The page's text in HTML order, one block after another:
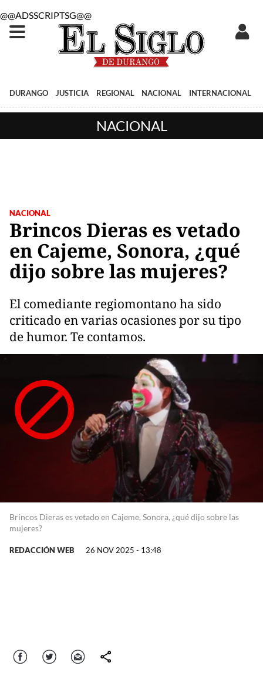
@@ADSSCRIPTSG@@
DURANGO JUSTICIA REGIONAL NACIONAL INTERNACIONAL
NACIONAL
NACIONAL
Brincos Dieras es vetado
en Cajeme, Sonora, ¿qué
dijo sobre las mujeres?
El comediante regiomontano ha sido
criticado en varias ocasiones por su tipo
de humor. Te contamos.
Brincos Dieras es vetado en Cajeme, Sonora, ¿qué dijo sobre las
mujeres?
REDACCIÓN WEB 26 NOV 2025 - 13:48
Facebook Twitter Correo comparte